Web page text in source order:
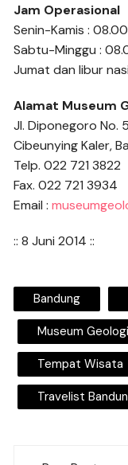
Jam Operasional
Senin-Kamis :
Sabtu-Minggu :
Jumat dan libur
Alamat Museum
Jl. Diponegoro No.
Cibeunying Kaler,
Telp. 022 721 3822
Fax. 022 721 3934
Email :
:: 8 Juni 2014 ::
Bandung
Museum Geologi
Tempat Wisata
Travelist